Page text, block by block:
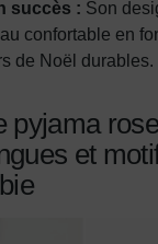
succès : Son
confortable en
de Noël durables.
pyjama
et